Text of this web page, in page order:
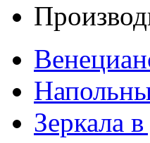
Зеркала